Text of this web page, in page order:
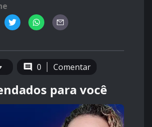
0 Comentar
para você